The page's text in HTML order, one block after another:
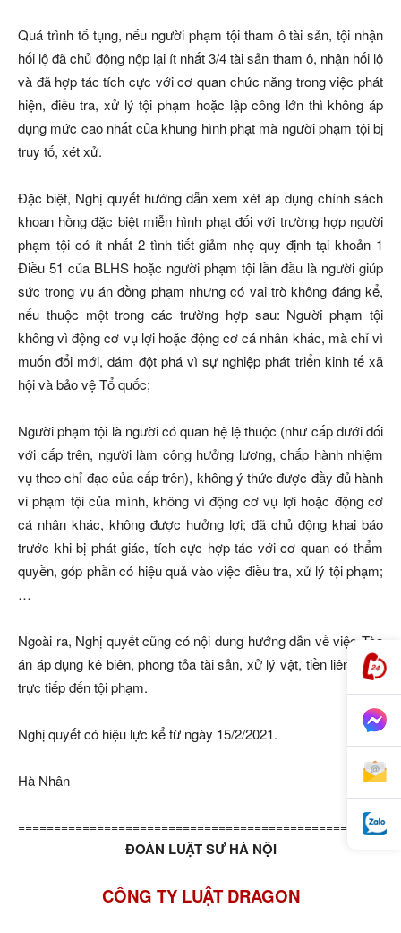
Quá trình tố tụng, nếu người phạm tội tham ô tài sản, tội nhận
hối lộ đã chủ động nộp lại ít nhất 3/4 tài sản tham ô, nhận hối lộ
và đã hợp tác tích cực với cơ quan chức năng trong việc phát
hiện, điều tra, xử lý tội phạm hoặc lập công lớn thì không áp
dụng mức cao nhất của khung hình phạt mà người phạm tội bị
truy tố, xét xử.
Đặc biệt, Nghị quyết hướng dẫn xem xét áp dụng chính sách
khoan hồng đặc biệt miễn hình phạt đối với trường hợp người
phạm tội có ít nhất 2 tình tiết giảm nhẹ quy định tại khoản 1
Điều 51 của BLHS hoặc người phạm tội lần đầu là người giúp
sức trong vụ án đồng phạm nhưng có vai trò không đáng kể,
nếu thuộc một trong các trường hợp sau: Người phạm tội
không vì động cơ vụ lợi hoặc động cơ cá nhân khác, mà chỉ vì
muốn đổi mới, dám đột phá vì sự nghiệp phát triển kinh tế xã
hội và bảo vệ Tổ quốc;
Người phạm tội là người có quan hệ lệ thuộc (như cấp dưới đối
với cấp trên, người làm công hưởng lương, chấp hành nhiệm
vụ theo chỉ đạo của cấp trên), không ý thức được đầy đủ hành
vi phạm tội của mình, không vì động cơ vụ lợi hoặc động cơ
cá nhân khác, không được hưởng lợi; đã chủ động khai báo
trước khi bị phát giác, tích cực hợp tác với cơ quan có thẩm
quyền, góp phần có hiệu quả vào việc điều tra, xử lý tội phạm;
…
Ngoài ra, Nghị quyết cũng có nội dung hướng dẫn về việc Tòa
án áp dụng kê biên, phong tỏa tài sản, xử lý vật, tiền liên quan
trực tiếp đến tội phạm.
Nghị quyết có hiệu lực kể từ ngày 15/2/2021.
Hà Nhân
ĐOÀN LUẬT SƯ HÀ NỘI
CÔNG TY LUẬT DRAGON